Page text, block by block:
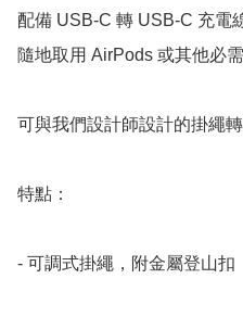
配備 USB-C 轉 USB-C 充電
隨地取用 AirPods 或其他必需
可與我們設計師設計的掛繩轉
特點：
- 可調式掛繩，附金屬登山扣